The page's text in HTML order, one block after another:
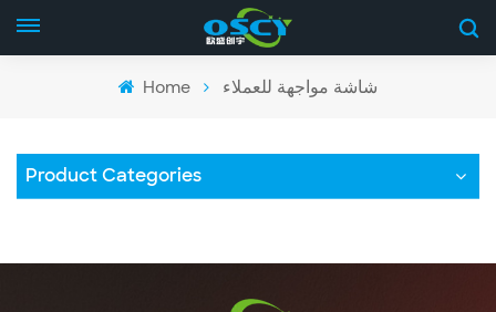
Home شاشة مواجهة للعملاء
Product Categories